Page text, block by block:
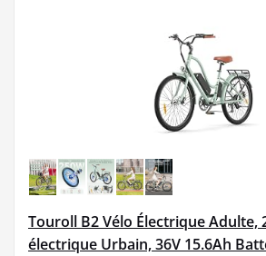
Touroll B2 Vélo Électrique Adulte,
électrique Urbain, 36V 15.6Ah